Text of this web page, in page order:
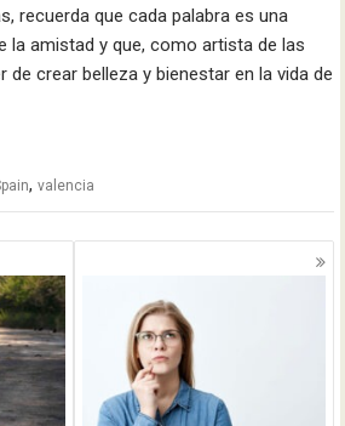
recuerda que cada palabra es una
la amistad y que, como artista de las
de crear belleza y bienestar en la vida de
,valencia